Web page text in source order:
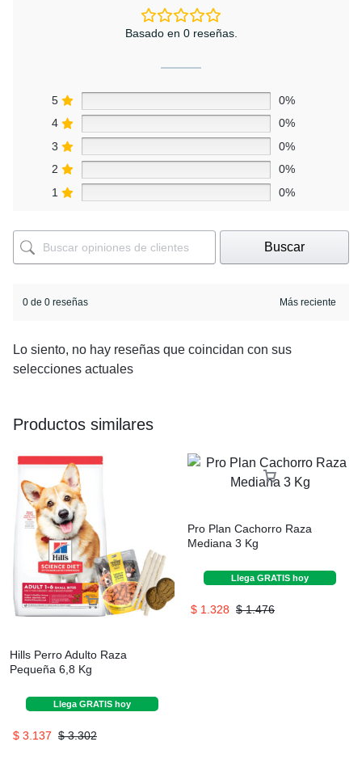
Basado en 0 reseñas.
5
0%
4
0%
3
0%
2
0%
1
0%
Buscar
0 de 0 reseñas
Lo siento, no hay reseñas que coincidan con sus
selecciones actuales
Productos similares
Hills Perro Adulto Raza
Pequeña 6,8 Kg
Llega GRATIS hoy
$3.302
$ 3.137
Pro Plan Cachorro Raza
Mediana 3 Kg
Llega GRATIS hoy
$1.476
$ 1.328